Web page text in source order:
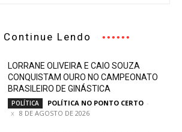
Continue Lendo
LORRANE OLIVEIRA E CAIO SOUZA
CONQUISTAM OURO NO CAMPEONATO
BRASILEIRO DE GINÁSTICA
POLÍTICA POLÍTICA NO PONTO CERTO -
8 DE AGOSTO DE 2026